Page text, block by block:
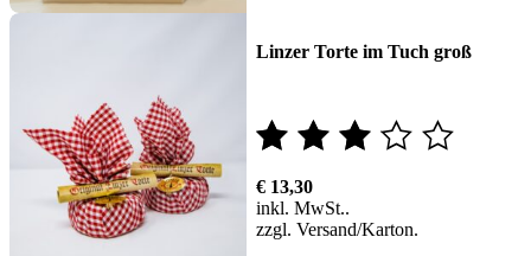
Linzer Torte im Tuch groß
Bewertet
mit
2.75
€ 13,30
inkl. MwSt.
zzgl. Versand